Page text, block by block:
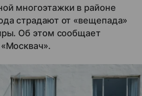
многоэтажки в районе
страдают от «вещепада»
Об этом сообщает